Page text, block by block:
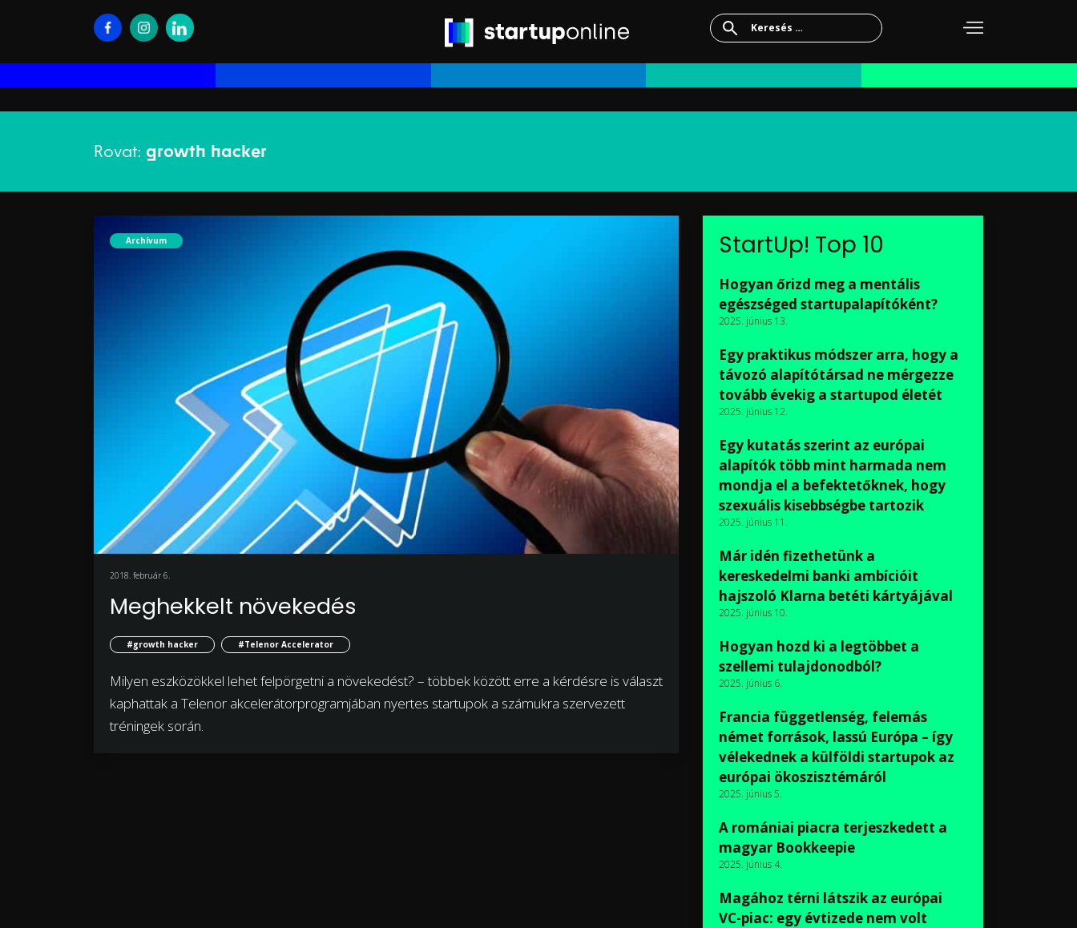
Keresés:
Rovat: growth hacker
Archívum
2018. február 6.
Meghekkelt növekedés
#growth hacker #Telenor Accelerator
Milyen eszközökkel lehet felpörgetni a növekedést? – többek között erre a kérdésre is választ
kaphattak a Telenor akcelerátorprogramjában nyertes startupok a számukra szervezett
tréningek során.
StartUp! Top 10
Hogyan őrizd meg a mentális
egészséged startupalapítóként?
2025. június 13.
Egy praktikus módszer arra, hogy a
távozó alapítótársad ne mérgezze
tovább évekig a startupod életét
2025. június 12.
Egy kutatás szerint az európai
alapítók több mint harmada nem
mondja el a befektetőknek, hogy
szexuális kisebbségbe tartozik
2025. június 11.
Már idén fizethetünk a
kereskedelmi banki ambícióit
hajszoló Klarna betéti kártyájával
2025. június 10.
Hogyan hozd ki a legtöbbet a
szellemi tulajdonodból?
2025. június 6.
Francia függetlenség, felemás
német források, lassú Európa – így
vélekednek a külföldi startupok az
európai ökoszisztémáról
2025. június 5.
A romániai piacra terjeszkedett a
magyar Bookkeepie
2025. június 4.
Magához térni látszik az európai
VC-piac: egy évtizede nem volt